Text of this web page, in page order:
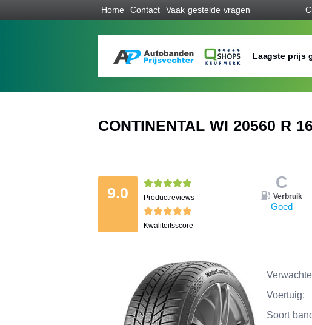
Home Contact Vaak gestelde vragen
Laagste prijs
CONTINENTAL WI 20560 R
9.0 Productreviews
Kwaliteitsscore
C
Verbruik
Goed
Voertuig:
Soort